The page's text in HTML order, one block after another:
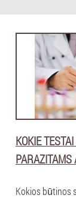
KOKIE
PARAZITAMS
Kokios būtinos